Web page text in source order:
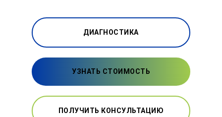
ДИАГНОСТИКА
УЗНАТЬ СТОИМОСТЬ
ПОЛУЧИТЬ КОНСУЛЬТАЦИЮ